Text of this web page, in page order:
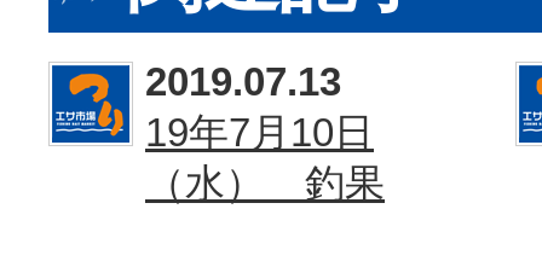
2019.07.13
19年7月10日
（水） 釣果